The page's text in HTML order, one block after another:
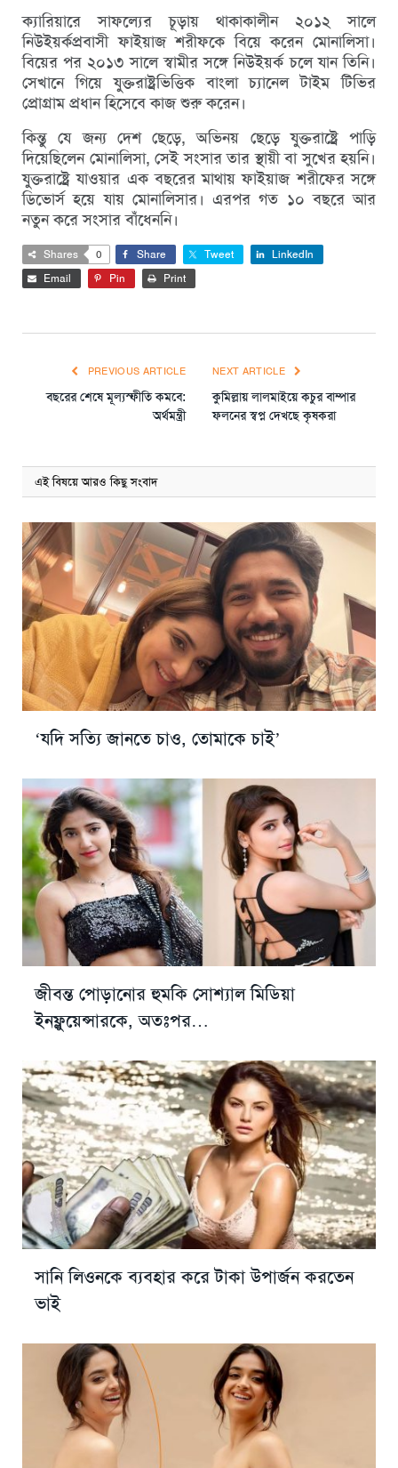
ক্যারিয়ারে সাফল্যের চূড়ায় থাকাকালীন ২০১২ সালে
নিউইয়র্কপ্রবাসী ফাইয়াজ শরীফকে বিয়ে করেন মোনালিসা।
বিয়ের পর ২০১৩ সালে স্বামীর সঙ্গে নিউইয়র্ক চলে যান তিনি।
সেখানে গিয়ে যুক্তরাষ্ট্রভিত্তিক বাংলা চ্যানেল টাইম টিভির
প্রোগ্রাম প্রধান হিসেবে কাজ শুরু করেন।
কিন্তু যে জন্য দেশ ছেড়ে, অভিনয় ছেড়ে যুক্তরাষ্ট্রে পাড়ি
দিয়েছিলেন মোনালিসা, সেই সংসার তার স্থায়ী বা সুখের হয়নি।
যুক্তরাষ্ট্রে যাওয়ার এক বছরের মাথায় ফাইয়াজ শরীফের সঙ্গে
ডিভোর্স হয়ে যায় মোনালিসার। এরপর গত ১০ বছরে আর
নতুন করে সংসার বাঁধেননি।
Shares 0 Share Tweet
LinkedIn
Email
Pin Print
PREVIOUS ARTICLE
বছরের শেষে মূল্যস্ফীতি কমবে:
অর্থমন্ত্রী
NEXT ARTICLE
কুমিল্লায় লালমাইয়ে কচুর বাম্পার
ফলনের স্বপ্ন দেখছে কৃষকরা
এই বিষয়ে আরও কিছু সংবাদ
‘যদি সত্যি জানতে চাও, তোমাকে চাই’
জীবন্ত পোড়ানোর হুমকি সোশ্যাল মিডিয়া
ইনফ্লুয়েন্সারকে, অতঃপর…
সানি লিওনকে ব্যবহার করে টাকা উপার্জন করতেন
ভাই